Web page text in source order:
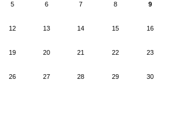
5 6 7 8 9
12 13 14 15 16
19 20 21 22 23
26 27 28 29 30